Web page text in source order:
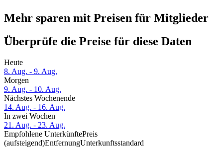
Mehr sparen mit Preisen für Mitglieder
Überprüfe die Preise für diese Daten
Heute
8. Aug. - 9. Aug.
Morgen
9. Aug. - 10. Aug.
Nächstes Wochenende
14. Aug. - 16. Aug.
In zwei Wochen
21. Aug. - 23. Aug.
Empfohlene UnterkünftePreis
(aufsteigend)EntfernungUnterkunftsstandard